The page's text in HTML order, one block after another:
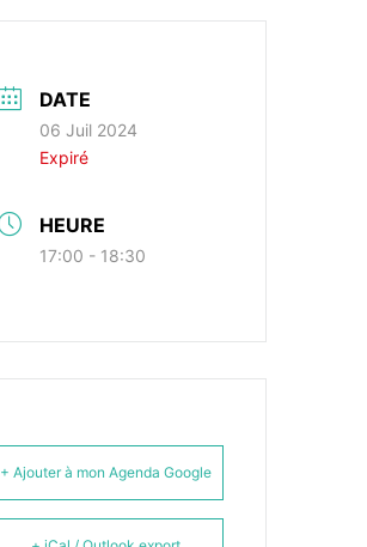
DATE
06 Juil 2024
Expiré
HEURE
17:00 - 18:30
+ Ajouter à mon Agenda Google